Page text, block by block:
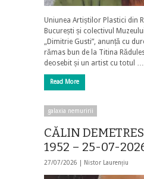
Uniunea Artiștilor Plastici din
București și colectivul
„Dimitrie Gusti”, anunță cu
rămas bun de la Titina
deosebit și un artist cu totul …
Read More
galaxia nemuririi
CĂLIN
1952 – 25-07-
27/07/2026 | Nistor Laurențiu